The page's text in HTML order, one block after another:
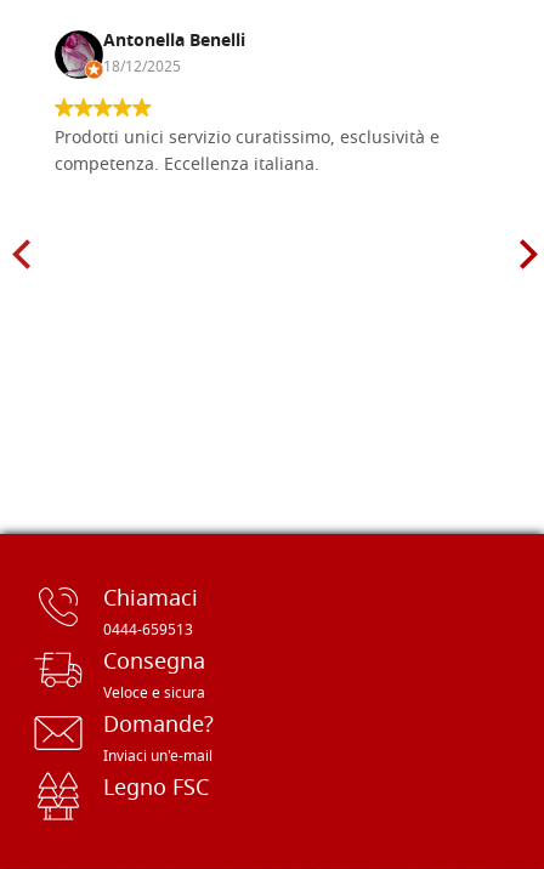
Antonella Benelli
18/12/2025
Prodotti unici servizio curatissimo, esclusività e
competenza. Eccellenza italiana.
Chiamaci
0444-659513
Consegna
Veloce e sicura
Domande?
Inviaci un'e-mail
Legno FSC